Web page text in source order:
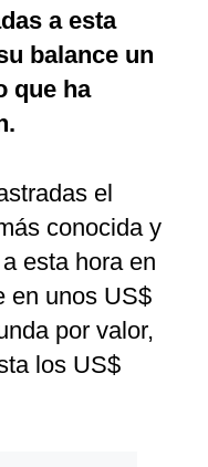
a esta
balance un
que ha
el
conocida y
esta hora en
en unos US$
por valor,
los US$